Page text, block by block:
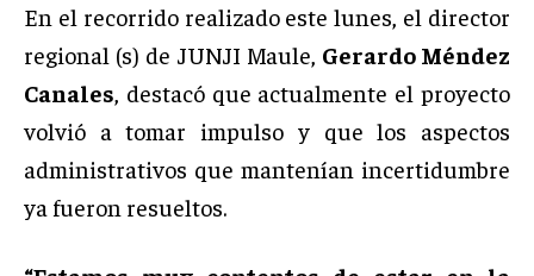
En el recorrido realizado este lunes, el director
regional (s) de JUNJI Maule, Gerardo Méndez
Canales, destacó que actualmente el proyecto
volvió a tomar impulso y que los aspectos
administrativos que mantenían incertidumbre
ya fueron resueltos.